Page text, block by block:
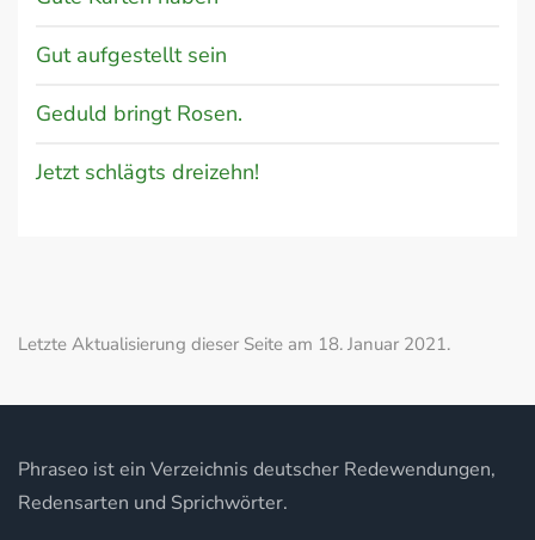
Gut aufgestellt sein
Geduld bringt Rosen.
Jetzt schlägts dreizehn!
Letzte Aktualisierung dieser Seite am 18. Januar 2021.
Phraseo ist ein Verzeichnis deutscher Redewendungen,
Redensarten und Sprichwörter.